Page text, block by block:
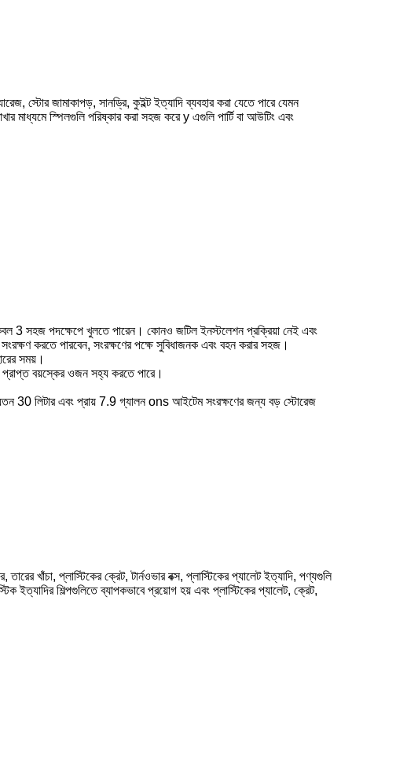
স্টোর জামাকাপড়, সানড্রি, কুইল্ট ইত্যাদি ব্যবহার করা যেতে পারে যেমন
মাধ্যমে স্পিলগুলি পরিষ্কার করা সহজ করে y এগুলি পার্টি বা আউটিং এবং
3 সহজ পদক্ষেপে খুলতে পারেন। কোনও জটিল ইনস্টলেশন প্রক্রিয়া নেই এবং
করতে পারবেন, সংরক্ষণের পক্ষে সুবিধাজনক এবং বহন করার সহজ।
সময়।
প্রাপ্ত বয়স্কের ওজন সহ্য করতে পারে।
লিটার এবং প্রায় 7.9 গ্যালন ons আইটেম সংরক্ষণের জন্য বড় স্টোরেজ
খাঁচা, প্লাস্টিকের ক্রেট, টার্নওভার বক্স, প্লাস্টিকের প্যালেট ইত্যাদি, পণ্যগুলি
ইত্যাদির শিল্পগুলিতে ব্যাপকভাবে প্রয়োগ হয় এবং প্লাস্টিকের প্যালেট, ক্রেট,